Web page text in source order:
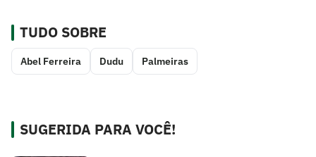
TUDO SOBRE
Abel Ferreira Dudu Palmeiras
SUGERIDA PARA VOCÊ!